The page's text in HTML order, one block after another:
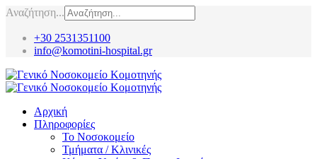
Αναζήτηση...
+30 2531351100
info@komotini-hospital.gr
Αρχική
Πληροφορίες
Το Νοσοκομείο
Τμήματα / Κλινικές